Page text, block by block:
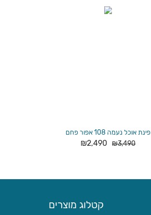
פינת אוכל נעמה 108 אפור פחם
₪3,490
₪2,490
קטלוג מוצרים